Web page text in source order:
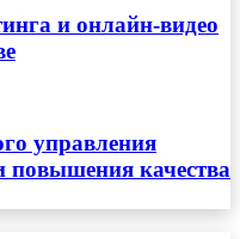
и онлайн-видео
управления
повышения качества